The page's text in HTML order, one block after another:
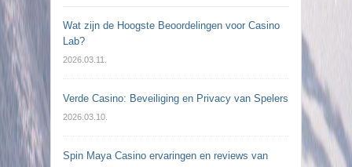
Wat zijn de Hoogste Beoordelingen voor Casino
Lab?
2026.03.11.
Verde Casino: Beveiliging en Privacy van Spelers
2026.03.10.
Spin Maya Casino ervaringen en reviews van